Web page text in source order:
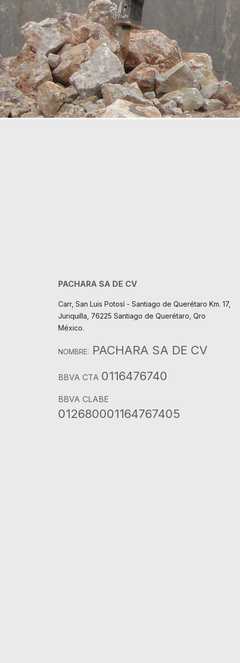
PACHARA SA DE CV
Carr, San Luis Potosí - Santiago de Querétaro Km. 17,
Juriquilla, 76225 Santiago de Querétaro, Qro
México.
NOMBRE: PACHARA SA DE CV
BBVA CTA 0116476740
BBVA CLABE
012680001164767405